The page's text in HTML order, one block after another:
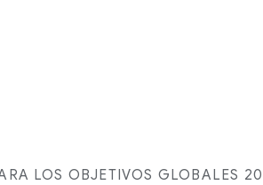
LOS OBJETIVOS GLOBALES